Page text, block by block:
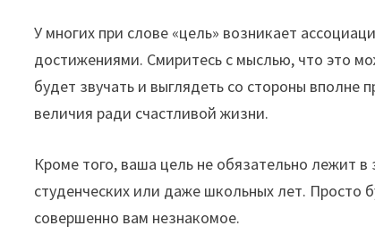
У многих при слове «цель» возникает
достижениями. Смиритесь с мыслью, что это
будет звучать и выглядеть со стороны
величия ради счастливой жизни.
Кроме того, ваша цель не обязательно лежит
студенческих или даже школьных лет. Просто
совершенно вам незнакомое.